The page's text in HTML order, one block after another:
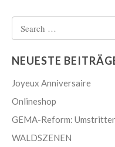
for:
NEUESTE
Joyeux Anniversaire
Onlineshop
GEMA-Reform:
WALDSZENEN